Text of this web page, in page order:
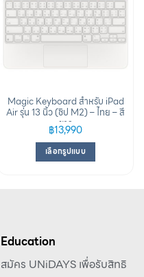
Magic Keyboard สำหรับ iPad
Air รุ่น 13 นิ้ว (ชิป M2) – ไทย – สี
ขาว
฿13,990
เลือกรูปแบบ
Education
สมัคร UNiDAYS เพื่อรับสิทธิ